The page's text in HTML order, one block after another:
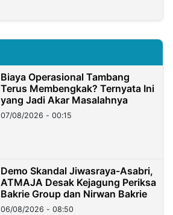
Biaya Operasional Tambang
Terus Membengkak? Ternyata Ini
yang Jadi Akar Masalahnya
07/08/2026 - 00:15
Demo Skandal Jiwasraya-Asabri,
ATMAJA Desak Kejagung Periksa
Bakrie Group dan Nirwan Bakrie
06/08/2026 - 08:50